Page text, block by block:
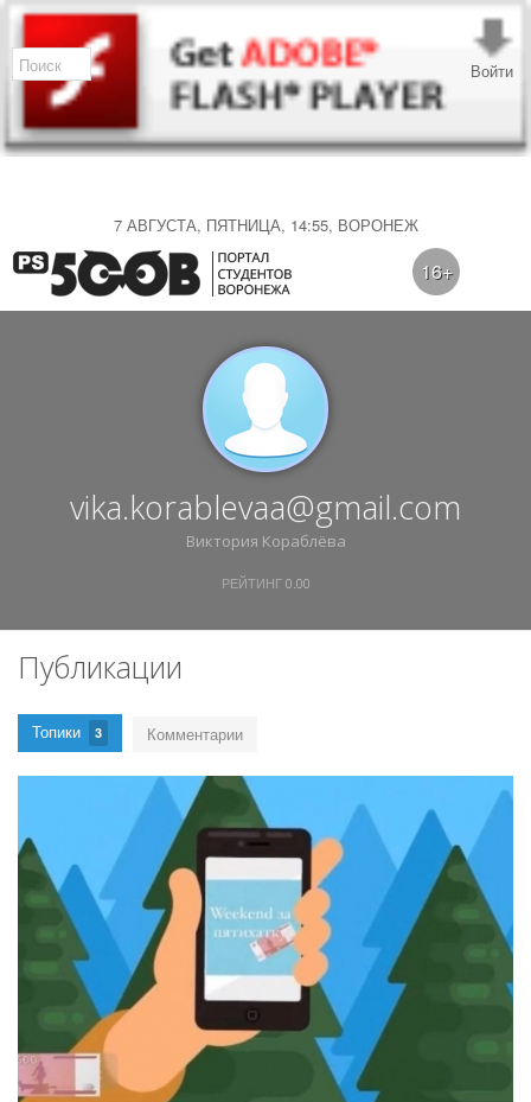
7 АВГУСТА, ПЯТНИЦА, 14:55, ВОРОНЕЖ
Войти
16+
vika.korablevaa@gmail.com
Виктория Кораблёва
РЕЙТИНГ 0.00
Публикации
Топики 3 Комментарии